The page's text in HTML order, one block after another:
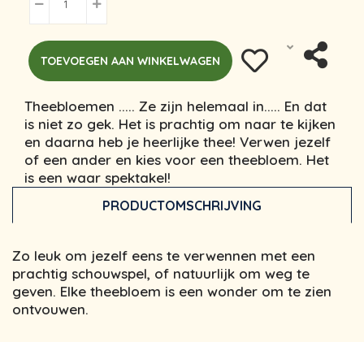
TOEVOEGEN AAN WINKELWAGEN
Theebloemen ..... Ze zijn helemaal in..... En dat
is niet zo gek. Het is prachtig om naar te kijken
en daarna heb je heerlijke thee! Verwen jezelf
of een ander en kies voor een theebloem. Het
is een waar spektakel!
PRODUCTOMSCHRIJVING
Zo leuk om jezelf eens te verwennen met een
prachtig schouwspel, of natuurlijk om weg te
geven. Elke theebloem is een wonder om te zien
ontvouwen.